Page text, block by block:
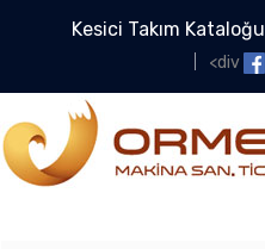
Kesici Takım Kataloğu
<div